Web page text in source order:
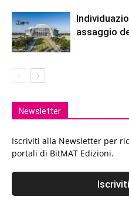
assaggio
Newsletter
Iscriviti alla Newsletter per
portali di BitMAT Edizioni.